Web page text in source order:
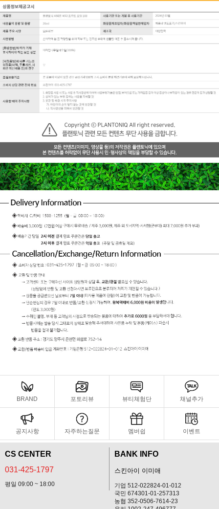
BRAND 포토리뷰 뷰티체험단 채널추가
공지사항 자주하는질문 멤버쉽 이벤트
CS CENTER
031-425-1797
평일 09:00 ~ 18:00
BANK INFO
스킨아이 이미애
기업 512-022824-01-012
국민 674301-01-257313
농협 352-0506-7614-23